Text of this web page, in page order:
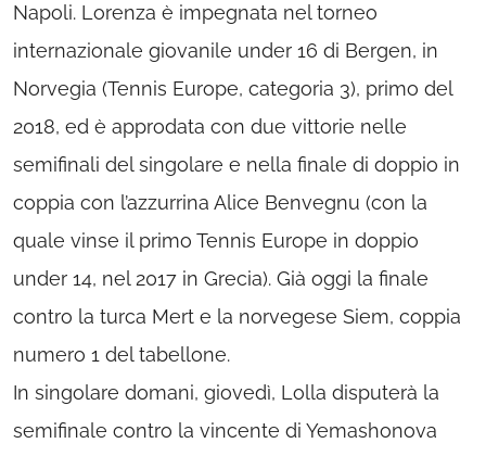
Napoli. Lorenza è impegnata nel torneo
internazionale giovanile under 16 di Bergen, in
Norvegia (Tennis Europe, categoria 3), primo del
2018, ed è approdata con due vittorie nelle
semifinali del singolare e nella finale di doppio in
coppia con l’azzurrina Alice Benvegnu (con la
quale vinse il primo Tennis Europe in doppio
under 14, nel 2017 in Grecia). Già oggi la finale
contro la turca Mert e la norvegese Siem, coppia
numero 1 del tabellone.
In singolare domani, giovedì, Lolla disputerà la
semifinale contro la vincente di Yemashonova